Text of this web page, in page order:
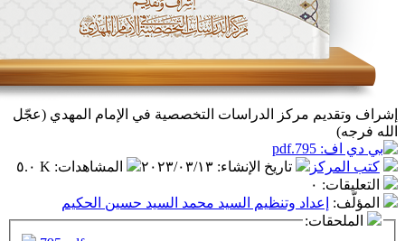
مركز الدراسات التخصصية في الإمام المهدي (عجّل
تاريخ الإنشاء:٢٠٢٣/٠٣/١٣ المشاهدات:٥.٠ K
٠
وتنظيم السيد محمد السيد حسين الحكيم